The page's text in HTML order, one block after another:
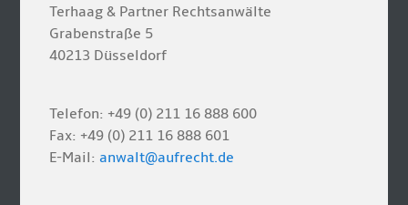
Terhaag & Partner Rechtsanwälte
Grabenstraße 5
40213 Düsseldorf
Telefon: +49 (0) 211 16 888 600
Fax: +49 (0) 211 16 888 601
E-Mail:anwalt@aufrecht.de